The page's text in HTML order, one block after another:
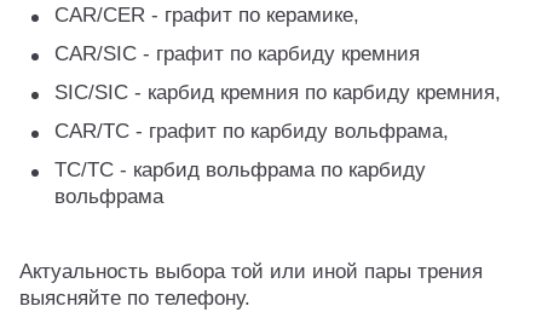
CAR/CER - графит по керамике,
CAR/SIC - графит по карбиду кремния
SIC/SIC - карбид кремния по карбиду кремния,
CAR/TC - графит по карбиду вольфрама,
TC/TC - карбид вольфрама по карбиду
вольфрама
Актуальность выбора той или иной пары трения
выясняйте по телефону.